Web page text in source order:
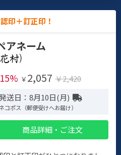
印＋訂正印！
アネーム
)
￥ 2,057 ￥2,420
送日：8月10日(月)
ネコポス（郵便受けへお届け）
商品詳細・ご注文